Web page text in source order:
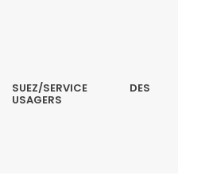
SUEZ/SERVICE DES
USAGERS